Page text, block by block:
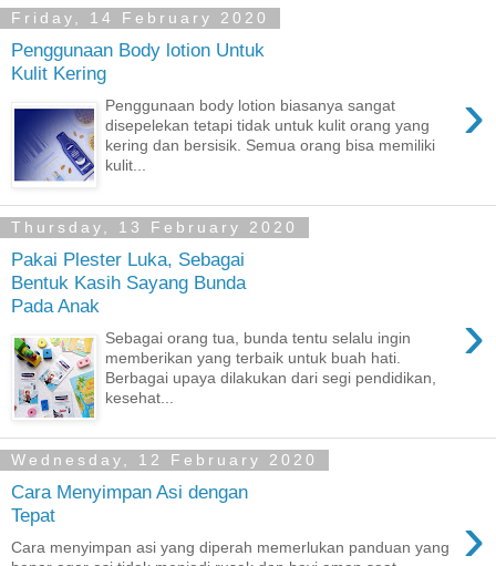
Friday, 14 February 2020
Penggunaan Body lotion Untuk
Kulit Kering
›
Penggunaan body lotion biasanya sangat
disepelekan tetapi tidak untuk kulit orang yang
kering dan bersisik. Semua orang bisa memiliki
kulit...
Thursday, 13 February 2020
Pakai Plester Luka, Sebagai
Bentuk Kasih Sayang Bunda
Pada Anak
›
Sebagai orang tua, bunda tentu selalu ingin
memberikan yang terbaik untuk buah hati.
Berbagai upaya dilakukan dari segi pendidikan,
kesehat...
Wednesday, 12 February 2020
Cara Menyimpan Asi dengan
Tepat
›
Cara menyimpan asi yang diperah memerlukan panduan yang